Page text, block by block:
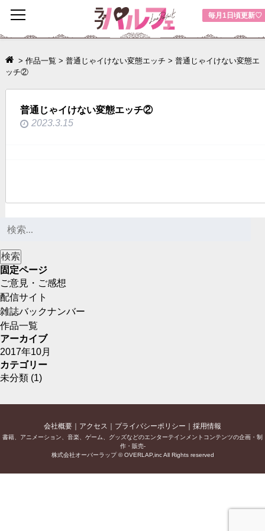
毎月1日頃更新♡
toggle
navigation
> 作品一覧 > 普通じゃイけない変態エッチ > 普通じゃイけない変態エ
ッチ②
普通じゃイけない変態エッチ②
2023.3.15
固定ページ
ご意見・ご感想
配信サイト
雑誌バックナンバー
作品一覧
アーカイブ
2017年10月
カテゴリー
未分類 (1)
会社概要 アクセス プライバシーポリシー 採用情報
書籍、アニメーション、音楽、ゲーム、グッズなどのエンターテインメントコンテンツの企画・制
作・販売-
株式会社オーバーラップ © OVERLAP,inc All Rights reserved